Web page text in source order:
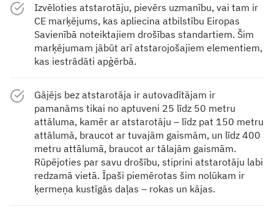
Izvēloties atstarotāju, pievērs uzmanību, vai tam ir
CE marķējums, kas apliecina atbilstību Eiropas
Savienībā noteiktajiem drošības standartiem. Šim
marķējumam jābūt arī atstarojošajiem elementiem,
kas iestrādāti apģērbā.
Gājējs bez atstarotāja ir autovadītājam ir
pamanāms tikai no aptuveni 25 līdz 50 metru
attāluma, kamēr ar atstarotāju – līdz pat 150 metru
attālumā, braucot ar tuvajām gaismām, un līdz 400
metru attālumā, braucot ar tālajām gaismām.
Rūpējoties par savu drošību, stiprini atstarotāju labi
redzamā vietā. Īpaši piemērotas šim nolūkam ir
ķermeņa kustīgās daļas – rokas un kājas.